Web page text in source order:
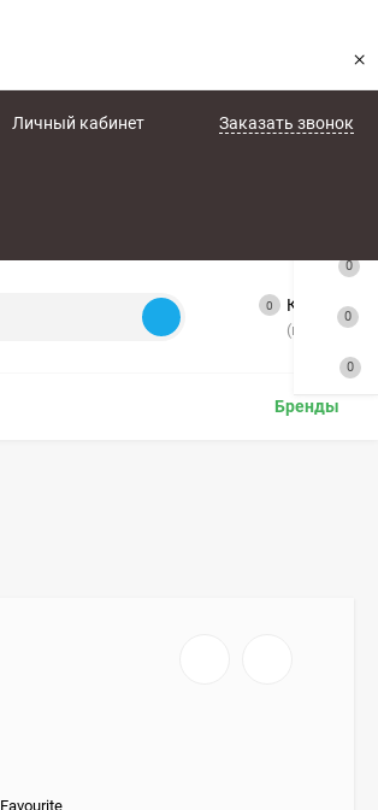
×
Личный кабинет Заказать звонок
0 Корзина
(пусто)
Бренды
Favourite
0
0
0